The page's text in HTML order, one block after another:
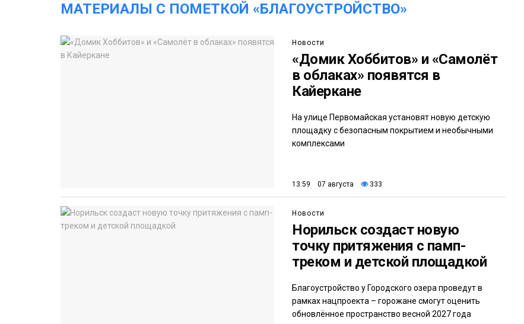
МАТЕРИАЛЫ С ПОМЕТКОЙ «БЛАГОУСТРОЙСТВО»
Новости
«Домик Хоббитов» и «Самолёт
в облаках» появятся в
Кайеркане
На улице Первомайская установят новую детскую
площадку с безопасным покрытием и необычными
комплексами
13:59 07 августа 333
Новости
Норильск создаст новую
точку притяжения с памп-
треком и детской площадкой
Благоустройство у Городского озера проведут в
рамках нацпроекта – горожане смогут оценить
обновлённое пространство весной 2027 года